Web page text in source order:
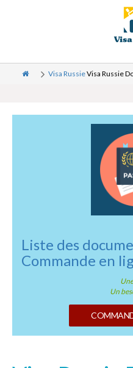
Visa RussieVisa Russie
Liste des
Commande en
Un